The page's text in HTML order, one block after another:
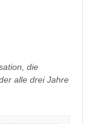
die
alle drei Jahre